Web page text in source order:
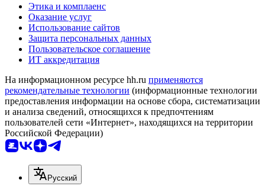
Этика и комплаенс
Оказание услуг
Использование сайтов
Защита персональных данных
Пользовательское соглашение
ИТ аккредитация
На информационном ресурсе hh.ru применяются
рекомендательные технологии (информационные технологии
предоставления информации на основе сбора, систематизации
и анализа сведений, относящихся к предпочтениям
пользователей сети «Интернет», находящихся на территории
Российской Федерации)
Русский